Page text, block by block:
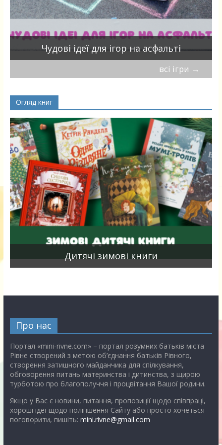
Чудові ідеї для ігор на асфальті
всі ігри →
Огляд книг
Дитячі зимові книги
Про нас
Портал «mini-rivne.com» – портал розумних батьків міста
Рівне створений з метою об’єднання батьків Рівного,
створення затишного майданчика для спілкування,
обговорення питань материнства і дитинства, з щирою
турботою про благополуччя і процвітання Вашої родини.
Якщо у Вас є новини, питання, пропозиції щодо співпраці,
хороші ідеї щодо поліпшення Сайту або просто хочеться
поговорити, пишіть: mini.rivne@gmail.com